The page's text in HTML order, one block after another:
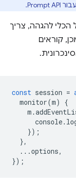
להגהה, צריך
const session
monitor
m
m.
console
...options